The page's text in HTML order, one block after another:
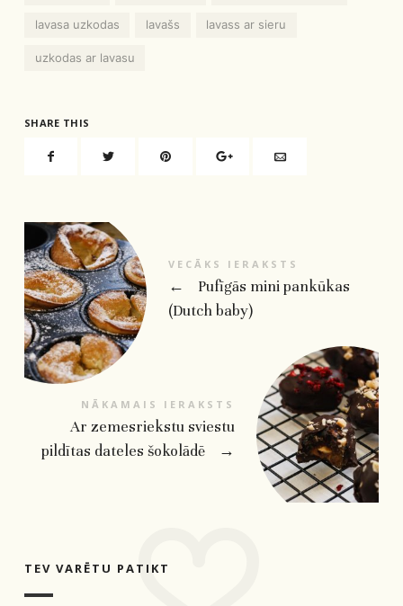
lavasa uzkodas lavašs lavass ar sieru
uzkodas ar lavasu
SHARE THIS
VECĀKS IERAKSTS
←
Pufīgās mini pankūkas
(Dutch baby)
NĀKAMAIS IERAKSTS
Ar zemesriekstu sviestu
pildītas dateles šokolādē
→
TEV VARĒTU PATIKT